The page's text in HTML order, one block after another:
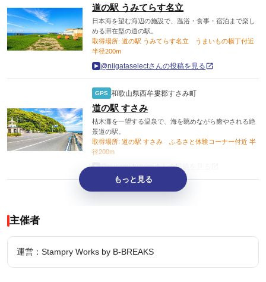
道の駅 うみてらす名立
日本海を望む海辺の施設で、温浴・食事・宿泊まで楽し
める滞在型の道の駅。
取得場所: 道の駅 うみてらす名立 うまいもの横丁付近
半径200m
@niigataselectさんの投稿を見る
GPS 和歌山県西牟婁郡すさみ町
道の駅 すさみ
枯木灘を一望する温泉で、海を眺めながら癒やされる絶
景道の駅。
取得場所: 道の駅 すさみ ふるさと体験コーナー付近 半
径200m
@susami.tuzumiさんの投稿を見る
もっと見る
主催者
運営：Stampry Works by B-BREAKS